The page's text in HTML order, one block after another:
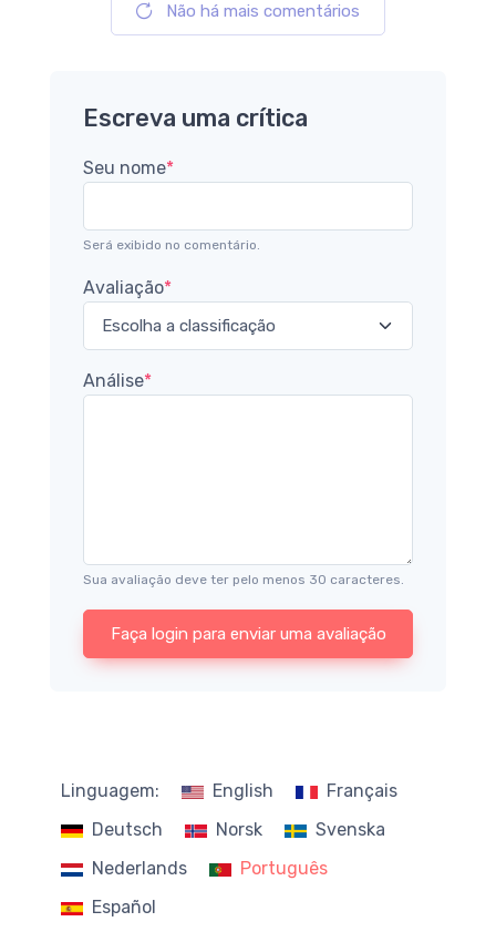
Não há mais comentários
Escreva uma crítica
Seu nome*
Será exibido no comentário.
Avaliação*
Análise*
Sua avaliação deve ter pelo menos 30 caracteres.
Faça login para enviar uma avaliação
Linguagem: English
Français
Deutsch
Norsk
Svenska
Nederlands
Português
Español